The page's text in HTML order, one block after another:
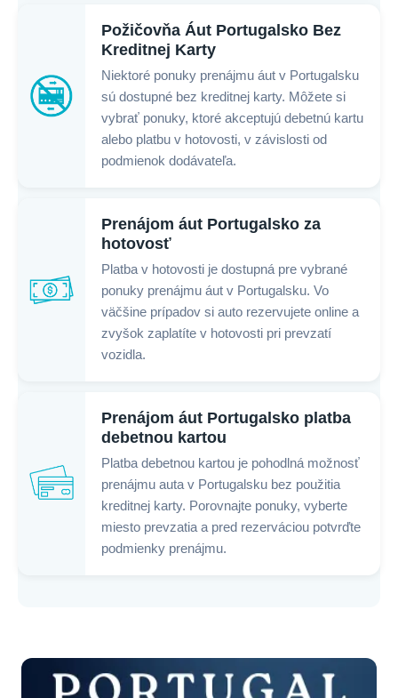
Požičovňa Áut Portugalsko Bez
Kreditnej Karty
Niektoré ponuky prenájmu áut v Portugalsku
sú dostupné bez kreditnej karty. Môžete si
vybrať ponuky, ktoré akceptujú debetnú kartu
alebo platbu v hotovosti, v závislosti od
podmienok dodávateľa.
Prenájom áut Portugalsko za
hotovosť
Platba v hotovosti je dostupná pre vybrané
ponuky prenájmu áut v Portugalsku. Vo
väčšine prípadov si auto rezervujete online a
zvyšok zaplatíte v hotovosti pri prevzatí
vozidla.
Prenájom áut Portugalsko platba
debetnou kartou
Platba debetnou kartou je pohodlná možnosť
prenájmu auta v Portugalsku bez použitia
kreditnej karty. Porovnajte ponuky, vyberte
miesto prevzatia a pred rezerváciou potvrďte
podmienky prenájmu.